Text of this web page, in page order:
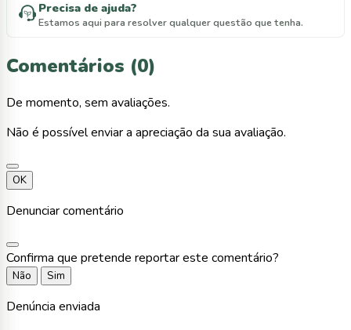
Precisa de ajuda?
Estamos aqui para resolver qualquer questão que tenha.
Comentários (0)
De momento, sem avaliações.
Não é possível enviar a apreciação da sua avaliação.
OK
Denunciar comentário
Confirma que pretende reportar este comentário?
Não Sim
Denúncia enviada